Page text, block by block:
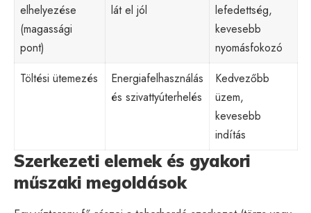
elhelyezése
(magassági
pont)
lát el jól
lefedettség,
kevesebb
nyomásfokozó
Töltési ütemezés
Energiafelhasználás
és szivattyúterhelés
Kedvezőbb
üzem,
kevesebb
indítás
Szerkezeti elemek és gyakori
műszaki megoldások